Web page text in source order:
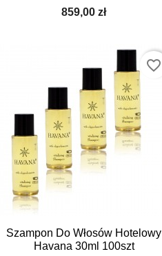
859,00 zł
Szampon Do Włosów Hotelowy
Havana 30ml 100szt
Szybki podgląd
favorite_border